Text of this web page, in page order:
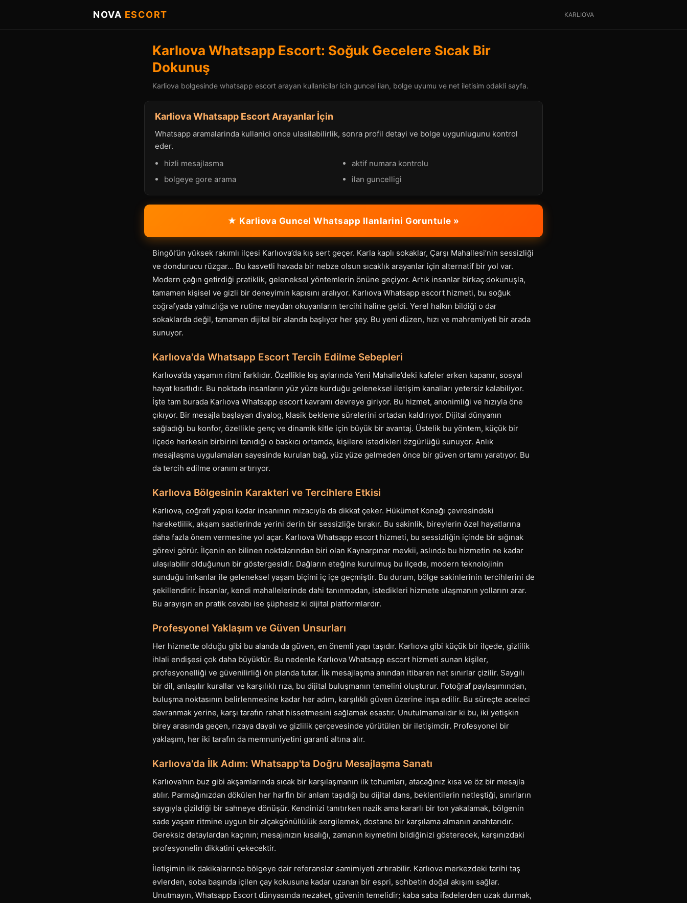
NOVA ESCORT KARLIOVA
Karlıova Whatsapp Escort: Soğuk Gecelere Sıcak Bir
Dokunuş
Karliova bolgesinde whatsapp escort arayan kullanicilar icin guncel ilan, bolge uyumu ve net iletisim odakli sayfa.
Karliova Whatsapp Escort Arayanlar İçin
Whatsapp aramalarinda kullanici once ulasilabilirlik, sonra profil detayi ve bolge uygunlugunu kontrol
eder.
hizli mesajlasma
aktif numara kontrolu
bolgeye gore arama
ilan guncelligi
★ Karliova Guncel Whatsapp Ilanlarini Goruntule »
Bingöl’ün yüksek rakımlı ilçesi Karlıova’da kış sert geçer. Karla kaplı sokaklar, Çarşı Mahallesi’nin sessizliği
ve dondurucu rüzgar… Bu kasvetli havada bir nebze olsun sıcaklık arayanlar için alternatif bir yol var.
Modern çağın getirdiği pratiklik, geleneksel yöntemlerin önüne geçiyor. Artık insanlar birkaç dokunuşla,
tamamen kişisel ve gizli bir deneyimin kapısını aralıyor. Karlıova Whatsapp escort hizmeti, bu soğuk
coğrafyada yalnızlığa ve rutine meydan okuyanların tercihi haline geldi. Yerel halkın bildiği o dar
sokaklarda değil, tamamen dijital bir alanda başlıyor her şey. Bu yeni düzen, hızı ve mahremiyeti bir arada
sunuyor.
Karlıova'da Whatsapp Escort Tercih Edilme Sebepleri
Karlıova’da yaşamın ritmi farklıdır. Özellikle kış aylarında Yeni Mahalle’deki kafeler erken kapanır, sosyal
hayat kısıtlıdır. Bu noktada insanların yüz yüze kurduğu geleneksel iletişim kanalları yetersiz kalabiliyor.
İşte tam burada Karlıova Whatsapp escort kavramı devreye giriyor. Bu hizmet, anonimliği ve hızıyla öne
çıkıyor. Bir mesajla başlayan diyalog, klasik bekleme sürelerini ortadan kaldırıyor. Dijital dünyanın
sağladığı bu konfor, özellikle genç ve dinamik kitle için büyük bir avantaj. Üstelik bu yöntem, küçük bir
ilçede herkesin birbirini tanıdığı o baskıcı ortamda, kişilere istedikleri özgürlüğü sunuyor. Anlık
mesajlaşma uygulamaları sayesinde kurulan bağ, yüz yüze gelmeden önce bir güven ortamı yaratıyor. Bu
da tercih edilme oranını artırıyor.
Karlıova Bölgesinin Karakteri ve Tercihlere Etkisi
Karlıova, coğrafi yapısı kadar insanının mizacıyla da dikkat çeker. Hükümet Konağı çevresindeki
hareketlilik, akşam saatlerinde yerini derin bir sessizliğe bırakır. Bu sakinlik, bireylerin özel hayatlarına
daha fazla önem vermesine yol açar. Karlıova Whatsapp escort hizmeti, bu sessizliğin içinde bir sığınak
görevi görür. İlçenin en bilinen noktalarından biri olan Kaynarpınar mevkii, aslında bu hizmetin ne kadar
ulaşılabilir olduğunun bir göstergesidir. Dağların eteğine kurulmuş bu ilçede, modern teknolojinin
sunduğu imkanlar ile geleneksel yaşam biçimi iç içe geçmiştir. Bu durum, bölge sakinlerinin tercihlerini de
şekillendirir. İnsanlar, kendi mahallelerinde dahi tanınmadan, istedikleri hizmete ulaşmanın yollarını arar.
Bu arayışın en pratik cevabı ise şüphesiz ki dijital platformlardır.
Profesyonel Yaklaşım ve Güven Unsurları
Her hizmette olduğu gibi bu alanda da güven, en önemli yapı taşıdır. Karlıova gibi küçük bir ilçede, gizlilik
ihlali endişesi çok daha büyüktür. Bu nedenle Karlıova Whatsapp escort hizmeti sunan kişiler,
profesyonelliği ve güvenilirliği ön planda tutar. İlk mesajlaşma anından itibaren net sınırlar çizilir. Saygılı
bir dil, anlaşılır kurallar ve karşılıklı rıza, bu dijital buluşmanın temelini oluşturur. Fotoğraf paylaşımından,
buluşma noktasının belirlenmesine kadar her adım, karşılıklı güven üzerine inşa edilir. Bu süreçte aceleci
davranmak yerine, karşı tarafın rahat hissetmesini sağlamak esastır. Unutulmamalıdır ki bu, iki yetişkin
birey arasında geçen, rızaya dayalı ve gizlilik çerçevesinde yürütülen bir iletişimdir. Profesyonel bir
yaklaşım, her iki tarafın da memnuniyetini garanti altına alır.
Karlıova'da İlk Adım: Whatsapp'ta Doğru Mesajlaşma Sanatı
Karlıova'nın buz gibi akşamlarında sıcak bir karşılaşmanın ilk tohumları, atacağınız kısa ve öz bir mesajla
atılır. Parmağınızdan dökülen her harfin bir anlam taşıdığı bu dijital dans, beklentilerin netleştiği, sınırların
saygıyla çizildiği bir sahneye dönüşür. Kendinizi tanıtırken nazik ama kararlı bir ton yakalamak, bölgenin
sade yaşam ritmine uygun bir alçakgönüllülük sergilemek, dostane bir karşılama almanın anahtarıdır.
Gereksiz detaylardan kaçının; mesajınızın kısalığı, zamanın kıymetini bildiğinizi gösterecek, karşınızdaki
profesyonelin dikkatini çekecektir.
İletişimin ilk dakikalarında bölgeye dair referanslar samimiyeti artırabilir. Karlıova merkezdeki tarihi taş
evlerden, soba başında içilen çay kokusuna kadar uzanan bir espri, sohbetin doğal akışını sağlar.
Unutmayın, Whatsapp Escort dünyasında nezaket, güvenin temelidir; kaba saba ifadelerden uzak durmak,